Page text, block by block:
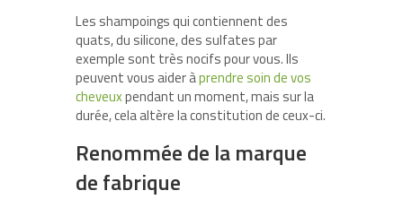
Les shampoings qui contiennent des
quats, du silicone, des sulfates par
exemple sont très nocifs pour vous. Ils
peuvent vous aider àprendre soin de vos
cheveuxpendant un moment, mais sur la
durée, cela altère la constitution de ceux-ci.
Renommée de la marque
de fabrique